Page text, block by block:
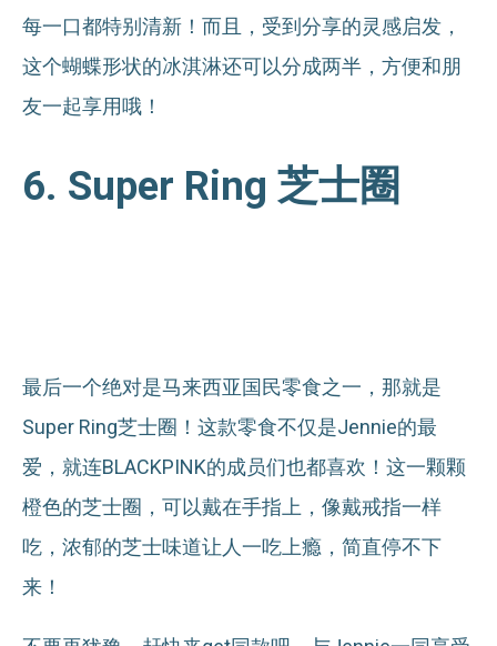
每一口都特别清新！而且，受到分享的灵感启发，
这个蝴蝶形状的冰淇淋还可以分成两半，方便和朋
友一起享用哦！
6. Super Ring 芝士圈
最后一个绝对是马来西亚国民零食之一，那就是
Super Ring芝士圈！这款零食不仅是Jennie的最
爱，就连BLACKPINK的成员们也都喜欢！这一颗颗
橙色的芝士圈，可以戴在手指上，像戴戒指一样
吃，浓郁的芝士味道让人一吃上瘾，简直停不下
来！